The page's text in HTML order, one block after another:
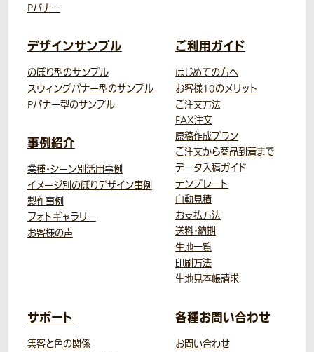
Pバナー
デザインサンプル
のぼり型のサンプル
スウィングバナー型のサンプル
Pバナー型のサンプル
事例紹介
業種・シーン別活用事例
イメージ別のぼりデザイン事例
製作事例
フォトギャラリー
お客様の声
ご利用ガイド
はじめての方へ
お客様10のメリット
ご注文方法
FAX注文
原稿作成プラン
ご注文から商品到着まで
データ入稿ガイド
テンプレート
自動見積
お支払方法
送料・納期
生地一覧
印刷方法
生地見本帳請求
サポート
集客と色の関係
各種お問い合わせ
お問い合わせ